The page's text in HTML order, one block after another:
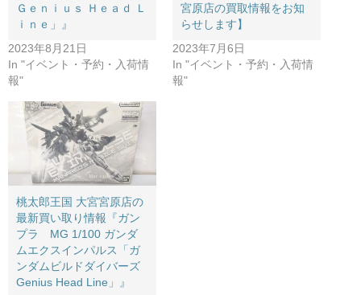
Ｇｅｎｉｕｓ Ｈｅａｄ Ｌ
ｉｎｅ」』
2023年8月21日
In "イベント・予約・入荷情
報"
宮原店の買取情報をお知
らせします】
2023年7月6日
In "イベント・予約・入荷情
報"
桃太郎王国 大宮宮原店の
最新買い取り情報『ガン
プラ MG 1/100 ガンダ
ムエクスインパルス「ガ
ンダムビルドダイバーズ
Genius Head Line」』